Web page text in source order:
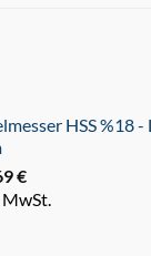
HSS %18 -
€
3,54 €